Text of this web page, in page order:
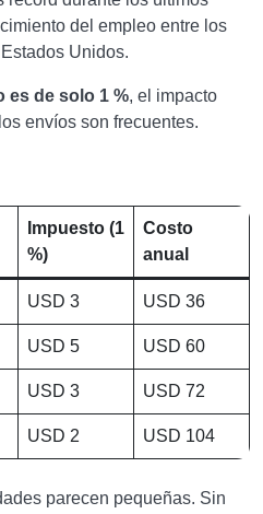
del empleo entre los
Unidos.
es de solo 1 %, el impacto
envíos son frecuentes.
Impuesto (1
%)
Costo
anual
USD 3 USD 36
USD 5 USD 60
USD 3 USD 72
USD 2 USD 104
parecen pequeñas. Sin